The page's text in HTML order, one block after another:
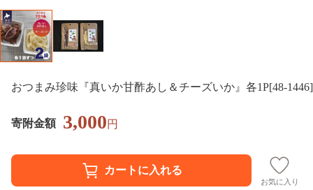
おつまみ珍味『真いか甘酢あし＆チーズいか』各1P[48-1446]
寄附金額 3,000円
お気に入り